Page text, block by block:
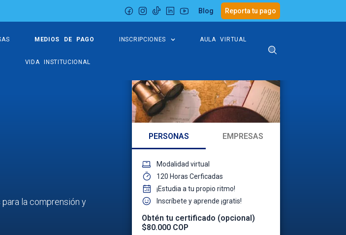
Blog Reporta tu pago
MEDIOS DE PAGO INSCRIPCIONES AULA VIRTUAL
VIDA INSTITUCIONAL
la comprensión y
PERSONAS EMPRESAS
Modalidad virtual
120 Horas Cerficadas
¡Estudia a tu propio ritmo!
Inscríbete y aprende ¡gratis!
Obtén tu certificado (opcional)
$80.000 COP